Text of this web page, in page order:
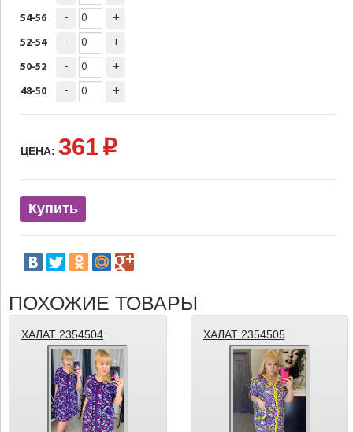
54-56 - +
52-54 - +
50-52 - +
48-50 - +
ЦЕНА: 361 p
Купить
ПОХОЖИЕ ТОВАРЫ
ХАЛАТ 2354504 ХАЛАТ 2354505